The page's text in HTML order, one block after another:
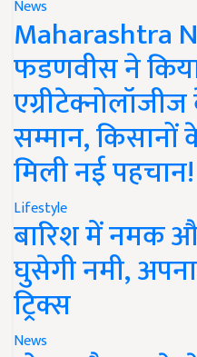
News
Maharashtra
फडणवीस ने
सम्मान, किसानों
मिली नई पहचान!
Lifestyle
बारिश में नमक
घुसेगी नमी,
ट्रिक्स
News